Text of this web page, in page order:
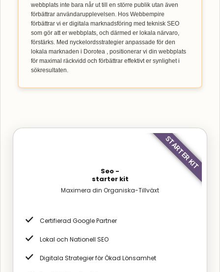
webbplats inte bara når ut till en större publik utan även
förbättrar användarupplevelsen. Hos Webbempire
förbättrar vi er digitala marknadsföring med teknisk SEO
som gör att er webbplats, och därmed er lokala närvaro,
förstärks. Med nyckelordsstrategier anpassade för den
lokala marknaden i Dorotea , positionerar vi din webbplats
för maximal räckvidd och förbättrar effektivt er synlighet i
sökresultaten.
Seo -
starter kit
Maximera din Organiska-Tillväxt
Certifierad Google Partner
Lokal och Nationell SEO
Digitala Strategier för Ökad Lönsamhet
STARTER KIT